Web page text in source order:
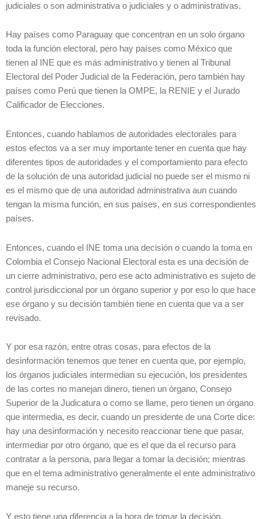
judiciales o son administrativa o judiciales y o administrativas.
Hay países como Paraguay que concentran en un solo órgano
toda la función electoral, pero hay países como México que
tienen al INE que es más administrativo y tienen al Tribunal
Electoral del Poder Judicial de la Federación, pero también hay
países como Perú que tienen la OMPE, la RENIE y el Jurado
Calificador de Elecciones.
Entonces, cuando hablamos de autoridades electorales para
estos efectos va a ser muy importante tener en cuenta que hay
diferentes tipos de autoridades y el comportamiento para efecto
de la solución de una autoridad judicial no puede ser el mismo ni
es el mismo que de una autoridad administrativa aun cuando
tengan la misma función, en sus países, en sus correspondientes
países.
Entonces, cuando el INE toma una decisión o cuando la toma en
Colombia el Consejo Nacional Electoral esta es una decisión de
un cierre administrativo, pero ese acto administrativo es sujeto de
control jurisdiccional por un órgano superior y por eso lo que hace
ese órgano y su decisión también tiene en cuenta que va a ser
revisado.
Y por esa razón, entre otras cosas, para efectos de la
desinformación tenemos que tener en cuenta que, por ejemplo,
los órganos judiciales intermedian su ejecución, los presidentes
de las cortes no manejan dinero, tienen un órgano, Consejo
Superior de la Judicatura o como se llame, pero tienen un órgano
que intermedia, es decir, cuando un presidente de una Corte dice:
hay una desinformación y necesito reaccionar tiene que pasar,
intermediar por otro órgano, que es el que da el recurso para
contratar a la persona, para llegar a tomar la decisión; mientras
que en el tema administrativo generalmente el ente administrativo
maneje su recurso.
Y esto tiene una diferencia a la hora de tomar la decisión.